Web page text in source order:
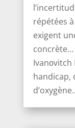
répétées
exigent
concrète…
Ivanоvitch
handicap,